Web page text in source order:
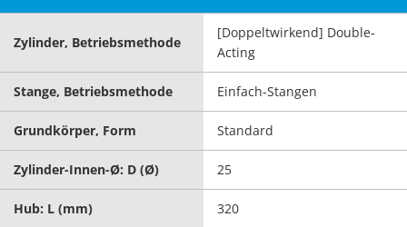
Zylinder, Betriebsmethode
[Doppeltwirkend] Double-
Acting
Stange, Betriebsmethode Einfach-Stangen
Grundkörper, Form Standard
Zylinder-Innen-Ø: D (Ø) 25
Hub: L (mm) 320